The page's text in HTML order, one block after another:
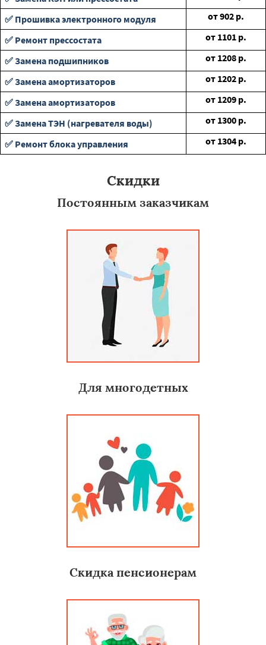
✅ Прошивка электронного модуля
от902 р.
✅ Ремонт прессостата
от 1101 р.
✅ Замена подшипников
от 1208 р.
✅ Замена амортизаторов
от 1202 р.
✅ Замена амортизаторов
от 1209 р.
✅ Замена ТЭН (нагревателя воды)
от 1300 р.
✅ Ремонт блока управления
от 1304 р.
Скидки
Постоянным заказчикам
Для многодетных
Скидка пенсионерам